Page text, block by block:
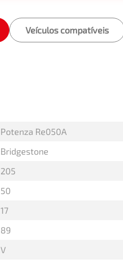
Veículos compatíveis
Potenza Re050A
Bridgestone
205
50
17
89
V